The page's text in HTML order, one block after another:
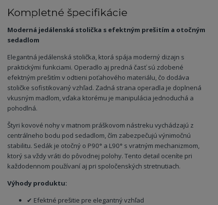
Kompletné špecifikácie
Moderná jedálenská stolička s efektným prešitím a otočným
sedadlom
Elegantná jedálenská stolička, ktorá spája moderný dizajn s
praktickými funkciami. Operadlo aj predná časť sú zdobené
efektným prešitím v odtieni poťahového materiálu, čo dodáva
stoličke sofistikovaný vzhľad. Zadná strana operadla je doplnená
vkusným madlom, vďaka ktorému je manipulácia jednoduchá a
pohodlná.
Štyri kovové nohy v matnom práškovom nástreku vychádzajú z
centrálneho bodu pod sedadlom, čím zabezpečujú výnimočnú
stabilitu. Sedák je otočný o P90° a L90° s vratným mechanizmom,
ktorý sa vždy vráti do pôvodnej polohy. Tento detail oceníte pri
každodennom používaní aj pri spoločenských stretnutiach.
Výhody produktu:
✔ Efektné prešitie pre elegantný vzhľad